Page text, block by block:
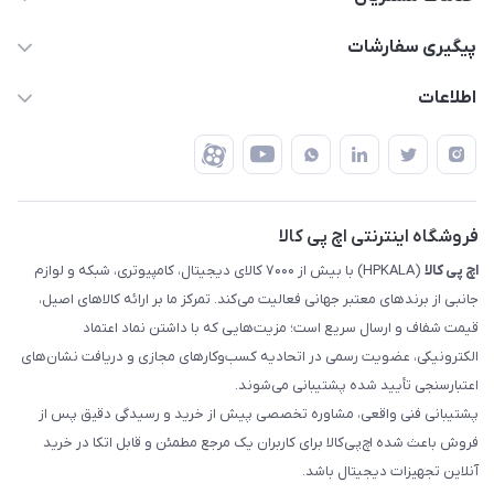
تهران - طبقه سوم تجاری - پلاک 11014
قوانین و مقررات
ضمانت اصالت کالا
پیگیری سفارشات
رهگیری مرسولات پست
رهگیری مرسولات چاپار
رهگیری مرسولات ماهکس
اطلاعات
درباره ما
تماس با ما
فروشگاه اینترنتی اچ پی کالا
اچ‌ پی‌ کالا
(HPKALA) با بیش از ۷۰۰۰ کالای دیجیتال، کامپیوتری، شبکه و لوازم
جانبی از برندهای معتبر جهانی فعالیت می‌کند. تمرکز ما بر ارائه کالاهای اصیل،
قیمت شفاف و ارسال سریع است؛ مزیت‌هایی که با داشتن نماد اعتماد
الکترونیکی، عضویت رسمی در اتحادیه کسب‌وکارهای مجازی و دریافت نشان‌های
اعتبارسنجی تأیید شده پشتیبانی می‌شوند.
پشتیبانی فنی واقعی، مشاوره تخصصی پیش از خرید و رسیدگی دقیق پس از
فروش باعث شده اچ‌پی‌کالا برای کاربران یک مرجع مطمئن و قابل اتکا در خرید
آنلاین تجهیزات دیجیتال باشد.